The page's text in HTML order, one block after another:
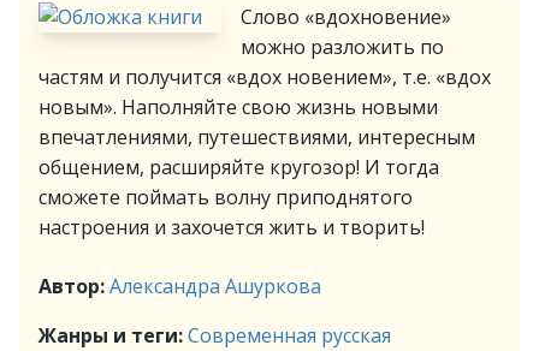
Слово «вдохновение»
можно разложить по
частям и получится «вдох новением», т.е. «вдох
новым». Наполняйте свою жизнь новыми
впечатлениями, путешествиями, интересным
общением, расширяйте кругозор! И тогда
сможете поймать волну приподнятого
настроения и захочется жить и творить!
Автор:Александра Ашуркова
Жанры и теги:Современная русская